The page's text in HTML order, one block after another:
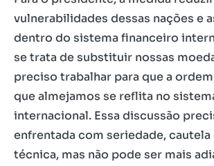
vulnerabilidades dessas nações e
dentro do sistema financeiro
se trata de substituir nossas
preciso trabalhar para que a
que almejamos se reflita no
internacional. Essa discussão
enfrentada com seriedade, cautela
técnica, mas não pode ser mais